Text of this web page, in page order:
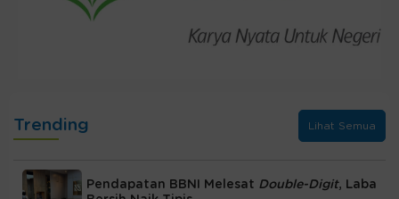
Trending Lihat Semua
Pendapatan BBNI Melesat Double-Digit, Laba